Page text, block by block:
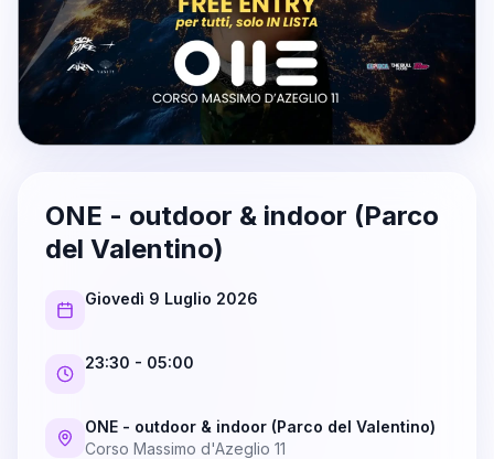
ONE - outdoor & indoor (Parco
del Valentino)
Giovedì 9 Luglio 2026
23:30 - 05:00
ONE - outdoor & indoor (Parco del Valentino)
Corso Massimo d'Azeglio 11